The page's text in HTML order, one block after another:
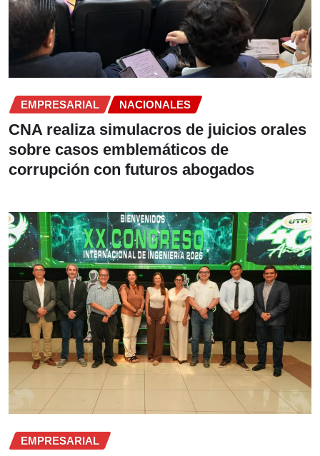
EMPRESARIAL NACIONALES
CNA realiza simulacros de juicios orales
sobre casos emblemáticos de
corrupción con futuros abogados
EMPRESARIAL